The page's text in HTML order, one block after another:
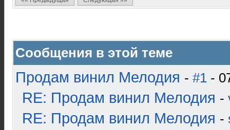
Сообщения в этой теме
Продам винил Мелодия - #1 -
RE: Продам винил Мелодия -
RE: Продам винил Мелодия -